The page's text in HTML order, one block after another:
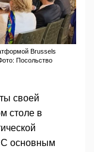
Brussels
Посольство
своей
столе в
С основным